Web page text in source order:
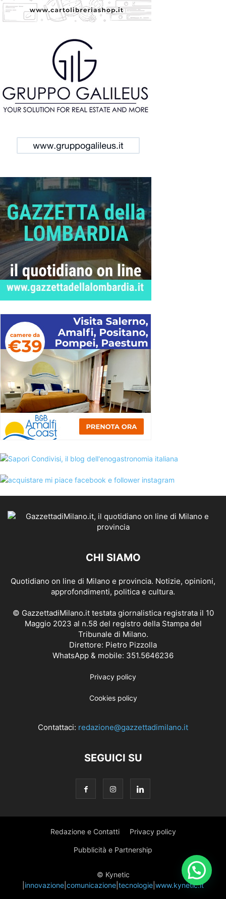
CHI SIAMO
Quotidiano on line di Milano e provincia. Notizie, opinioni,
approfondimenti, politica e cultura.
© GazzettadiMilano.it testata giornalistica registrata il 10
Maggio 2023 al n.58 del registro della Stampa del
Tribunale di Milano.
Direttore: Pietro Pizzolla
WhatsApp & mobile: 351.5646236
Privacy policy
Cookies policy
Contattaci: redazione@gazzettadimilano.it
SEGUICI SU
Redazione e Contatti Privacy policy
Pubblicità e Partnership
© Kynetic
innovazione comunicazione tecnologie www.kynetic.it